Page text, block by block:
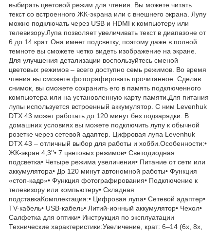
выбирать цветовой режим для чтения. Вы можете читать
текст со встроенного ЖК-экрана или с внешнего экрана. Лупу
можно подключать через USB и HDMI к компьютеру или
телевизору.Лупа позволяет увеличивать текст в диапазоне от
6 до 14 крат. Она имеет подсветку, поэтому даже в полной
темноте вы сможете четко видеть изображение на экране.
Для улучшения детализации воспользуйтесь сменой
цветовых режимов – всего доступно семь режимов. Во время
чтения вы сможете фотографировать прочитанное. Сделав
снимок, вы сможете сохранить его в память подключенного
компьютера или на установленную карту памяти.Для питания
лупы используется встроенный аккумулятор. С ним Levenhuk
DTX 43 может работать до 120 минут без подзарядки. В
домашних условиях вы можете подключить лупу к обычной
розетке через сетевой адаптер. Цифровая лупа Levenhuk
DTX 43 – отличный выбор для работы и хобби.Особенности:•
ЖК-экран 4,3''• 7 цветовых режимов• Светодиодная
подсветка• Четыре режима увеличения• Питание от сети или
аккумулятора• До 120 минут автономной работы• Функция
«стоп-кадр»• Функция фотографирования• Подключение к
телевизору или компьютеру• Складная
подставкаКомплектация:• Цифровая лупа• Сетевой адаптер•
TV-кабель• USB-кабель• Литий-ионный аккумулятор• Чехол•
Салфетка для оптики• Инструкция по эксплуатации
Технические характеристики:Увеличение, крат: 6–14 (6x, 8x,